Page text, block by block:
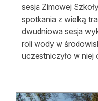
sesja Zimowej
spotkania z wielką
dwudniowa sesja
roli wody w
uczestniczyło w niej